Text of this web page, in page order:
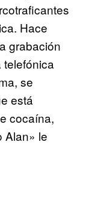
Hace
grabación
se
está
cocaína,
Alan» le